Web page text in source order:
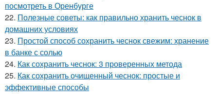
посмотреть в Оренбурге
22. Полезные советы: как правильно хранить чеснок в
домашних условиях
23. Простой способ сохранить чеснок свежим: хранение
в банке с солью
24. Как сохранить чеснок: 3 проверенных метода
25. Как сохранить очищенный чеснок: простые и
эффективные способы